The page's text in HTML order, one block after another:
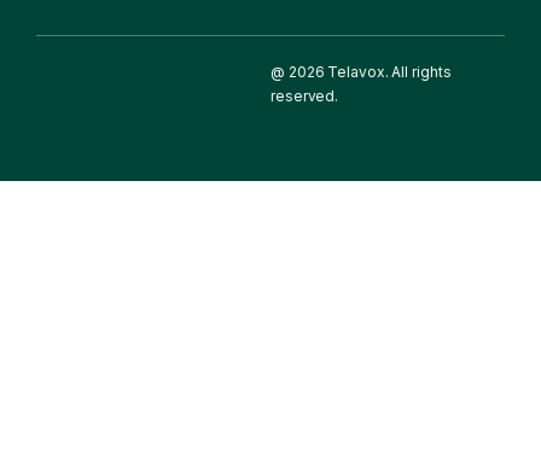
@ 2026 Telavox. All rights
reserved.